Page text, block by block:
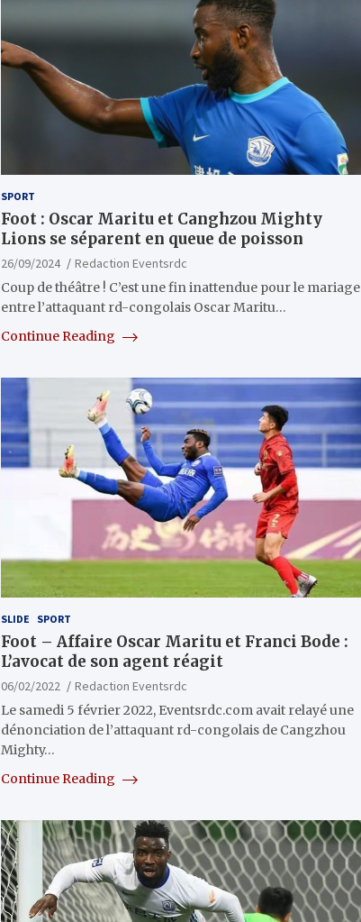
SPORT
Foot : Oscar Maritu et Canghzou Mighty
Lions se séparent en queue de poisson
26/09/2024
Redaction Eventsrdc
Coup de théâtre ! C’est une fin inattendue pour le mariage
entre l’attaquant rd-congolais Oscar Maritu…
Continue Reading
SLIDE SPORT
Foot – Affaire Oscar Maritu et Franci Bode :
L’avocat de son agent réagit
06/02/2022
Redaction Eventsrdc
Le samedi 5 février 2022, Eventsrdc.com avait relayé une
dénonciation de l’attaquant rd-congolais de Cangzhou
Mighty…
Continue Reading